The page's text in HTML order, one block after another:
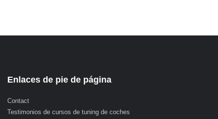
Enlaces de pie de página
Contact
Testimonios de cursos de tuning de coches